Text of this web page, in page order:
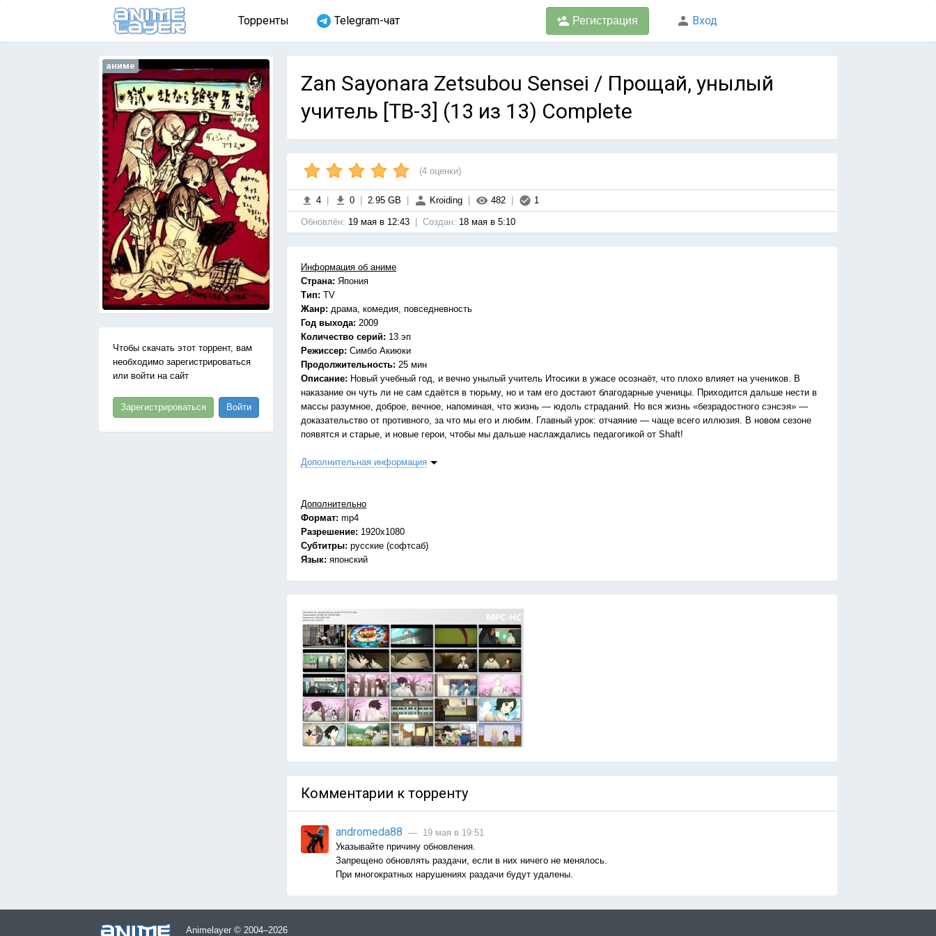
Торренты Telegram-чат Регистрация Вход
аниме
Чтобы скачать этот торрент, вам
необходимо зарегистрироваться
или войти на сайт
Зарегистрироваться Войти
Zan Sayonara Zetsubou Sensei / Прощай, унылый
учитель [ТВ-3] (13 из 13) Complete
(4 оценки)
4 0 2.95 GB Kroiding 482 1
Обновлён: 19 мая в 12:43 Cоздан: 18 мая в 5:10
Информация об аниме
Страна: Япония
Тип: TV
Жанр: драма, комедия, повседневность
Год выхода: 2009
Количество серий: 13 эп
Режиссер: Симбо Акиюки
Продолжительность: 25 мин
Описание: Новый учебный год, и вечно унылый учитель Итосики в ужасе осознаёт, что плохо влияет на учеников. В
наказание он чуть ли не сам сдаётся в тюрьму, но и там его достают благодарные ученицы. Приходится дальше нести в
массы разумное, доброе, вечное, напоминая, что жизнь — юдоль страданий. Но вся жизнь «безрадостного сэнсэя» —
доказательство от противного, за что мы его и любим. Главный урок: отчаяние — чаще всего иллюзия. В новом сезоне
появятся и старые, и новые герои, чтобы мы дальше наслаждались педагогикой от Shaft!
Дополнительная информация
Дополнительно
Формат: mp4
Разрешение: 1920x1080
Субтитры: русские (софтсаб)
Язык: японский
Комментарии к торренту
andromeda88 — 19 мая в 19:51
Указывайте причину обновления.
Запрещено обновлять раздачи, если в них ничего не менялось.
При многократных нарушениях раздачи будут удалены.
Animelayer © 2004–2026